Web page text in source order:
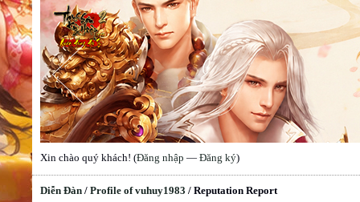
Xin chào quý khách! (Đăng nhập — Đăng ký)
Diễn Đàn / Profile of vuhuy1983 / Reputation Report